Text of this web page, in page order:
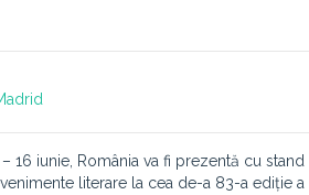
16 iunie, România va fi prezentă cu stand
literare la cea de-a 83-a ediție a